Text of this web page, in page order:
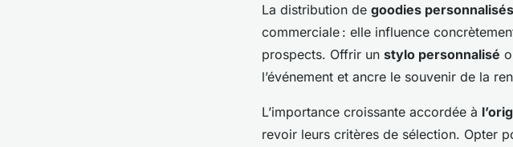
La distribution de goodies personnalisés
commerciale : elle influence
prospects. Offrir un stylo personnalisé
l’événement et ancre le souvenir de la
L’importance croissante accordée à
revoir leurs critères de sélection. Opter